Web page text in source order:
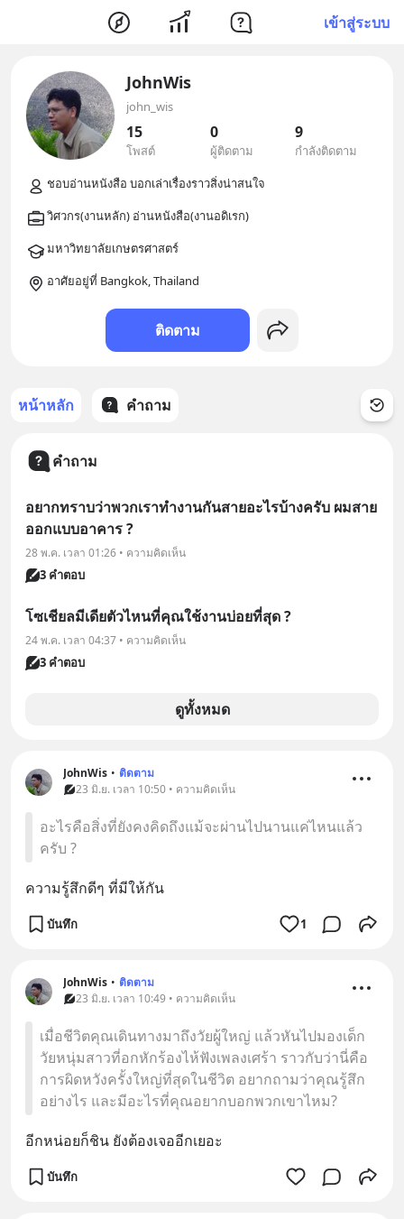
เข้าสู่ระบบ
JohnWis
john_wis
15
โพสต์
0
ผู้ติดตาม
9
กำลังติดตาม
อาศัยอยู่ที่ Bangkok, Thailand
ติดตาม
หน้าหลัก คำถาม
คำถาม
อยากทราบว่าพวกเราทำงานกันสายอะไรบ้างครับ ผมสาย
ออกแบบอาคาร ?
28 พ.ค. เวลา 01:26 • ความคิดเห็น
3 คำตอบ
โซเชียลมีเดียตัวไหนที่คุณใช้งานบ่อยที่สุด ?
24 พ.ค. เวลา 04:37 • ความคิดเห็น
3 คำตอบ
ดูทั้งหมด
JohnWis • ติดตาม
23 มิ.ย. เวลา 10:50 • ความคิดเห็น
อะไรคือสิ่งที่ยังคงคิดถึงแม้จะผ่านไปนานแค่ไหนแล้ว
ครับ ?
ความรู้สึกดีๆ ที่มีให้กัน
บันทึก 1
JohnWis • ติดตาม
23 มิ.ย. เวลา 10:49 • ความคิดเห็น
เมื่อชีวิตคุณเดินทางมาถึงวัยผู้ใหญ่ แล้วหันไปมองเด็ก
วัยหนุ่มสาวที่อกหักร้องไห้ฟังเพลงเศร้า ราวกับว่านี่คือ
การผิดหวังครั้งใหญ่ที่สุดในชีวิต อยากถามว่าคุณรู้สึก
อย่างไร และมีอะไรที่คุณอยากบอกพวกเขาไหม?
อีกหน่อยก็ชิน ยังต้องเจออีกเยอะ
บันทึก